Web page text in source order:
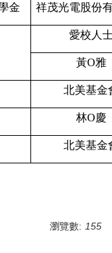
金 祥茂光電股份
愛校人
黃O雅
北美基金
林O慶
北美基金
瀏覽數: 155